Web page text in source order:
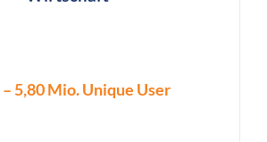
5,80 Mio. Unique User